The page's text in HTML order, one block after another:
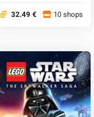
b... 32.49 € 10 shops